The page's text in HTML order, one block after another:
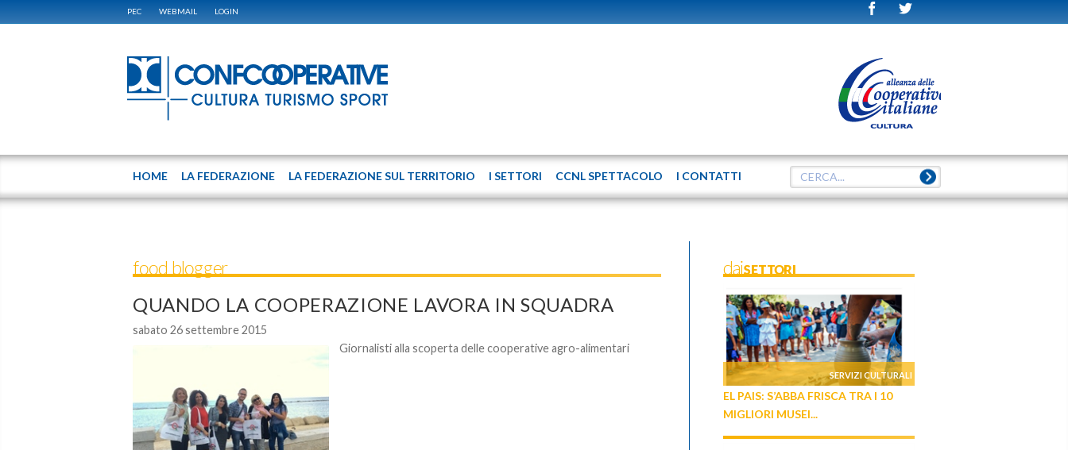
PEC WEBMAIL LOGIN
HOME LA FEDERAZIONE LA FEDERAZIONE SUL TERRITORIO I SETTORI CCNL SPETTACOLO I CONTATTI
food blogger
QUANDO LA COOPERAZIONE LAVORA IN SQUADRA
sabato 26 settembre 2015
Giornalisti alla scoperta delle cooperative agro-alimentari
daiSETTORI
SERVIZI CULTURALI
EL PAIS: S’ABBA FRISCA TRA I 10
MIGLIORI MUSEI...